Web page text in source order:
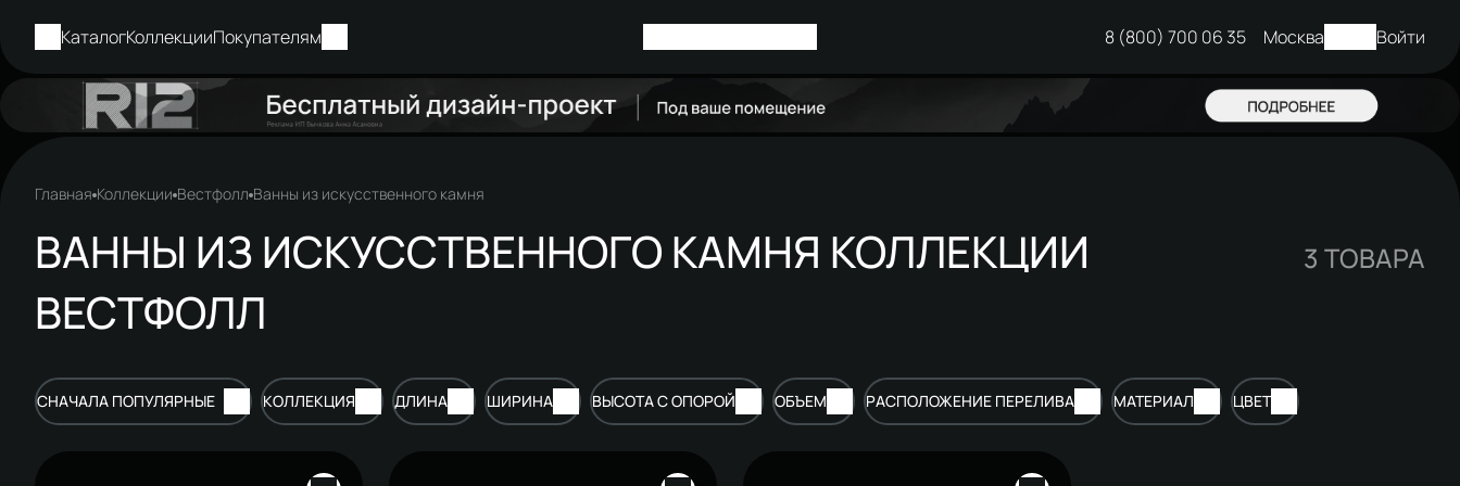
КаталогКоллекцииПокупателям 8 (800) 700 06 35 Москва Войти
Главная Коллекции Вестфолл Ванны из искусственного камня
ВАННЫ ИЗ ИСКУССТВЕННОГО КАМНЯ КОЛЛЕКЦИИ
ВЕСТФОЛЛ
3 ТОВАРА
СНАЧАЛА ПОПУЛЯРНЫЕ КОЛЛЕКЦИЯ ДЛИНА ШИРИНА ВЫСОТА С ОПОРОЙ ОБЪЕМ РАСПОЛОЖЕНИЕ ПЕРЕЛИВА МАТЕРИАЛ ЦВЕТ